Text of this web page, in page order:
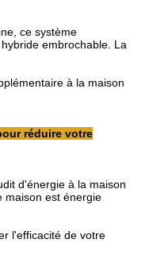
ce système
embrochable. La
à la maison
réduire votre
d'énergie à la maison
maison est énergie
l'efficacité de votre